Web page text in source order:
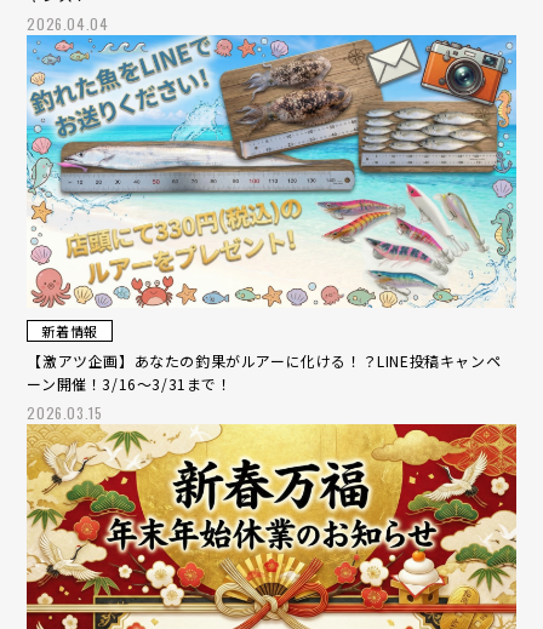
2026.04.04
新着情報
【激アツ企画】あなたの釣果がルアーに化ける！？LINE投稿キャンペ
ーン開催！3/16～3/31まで！
2026.03.15